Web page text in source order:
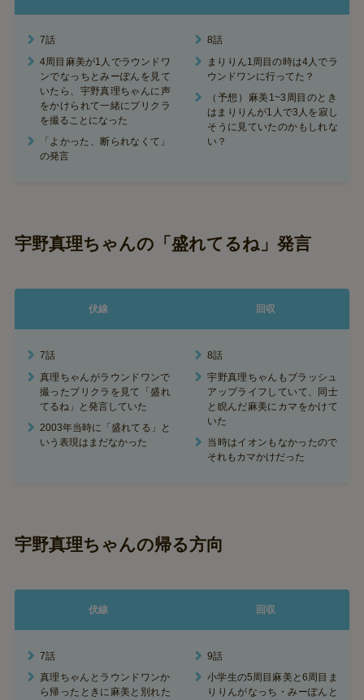
7話
4周目麻美が1人でラウンドワ
ンでなっちとみーぽんを見て
いたら、宇野真理ちゃんに声
をかけられて一緒にプリクラ
を撮ることになった
「よかった、断られなくて」
の発言
8話
まりりん1周目の時は4人でラ
ウンドワンに行ってた？
（予想）麻美1~3周目のとき
はまりりんが1人で3人を寂し
そうに見ていたのかもしれな
い？
宇野真理ちゃんの「盛れてるね」発言
伏線 回収
7話
真理ちゃんがラウンドワンで
撮ったプリクラを見て「盛れ
てるね」と発言していた
2003年当時に「盛れてる」と
いう表現はまだなかった
8話
宇野真理ちゃんもブラッシュ
アップライフしていて、同士
と睨んだ麻美にカマをかけて
いた
当時はイオンもなかったので
それもカマかけだった
宇野真理ちゃんの帰る方向
伏線 回収
7話
真理ちゃんとラウンドワンか
ら帰ったときに麻美と別れた
9話
小学生の5周目麻美と6周目ま
りりんがなっち・みーぽんと